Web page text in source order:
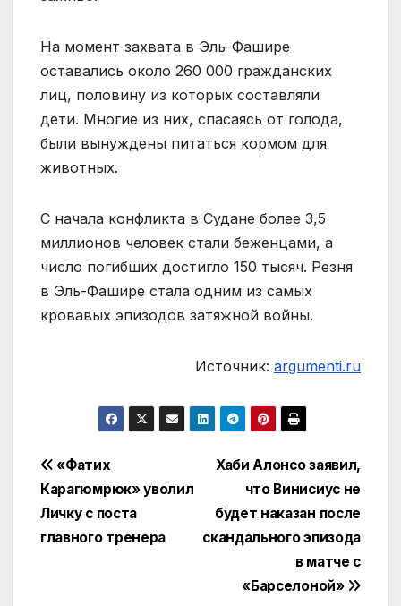
На момент захвата в Эль-Фашире
оставались около 260 000 гражданских
лиц, половину из которых составляли
дети. Многие из них, спасаясь от голода,
были вынуждены питаться кормом для
животных.
С начала конфликта в Судане более 3,5
миллионов человек стали беженцами, а
число погибших достигло 150 тысяч. Резня
в Эль-Фашире стала одним из самых
кровавых эпизодов затяжной войны.
Источник: argumenti.ru
Навигация
по
записям
Хаби Алонсо заявил,
что Винисиус не
будет наказан после
скандального эпизода
в матче с
«Барселоной»
«Фатих
Карагюмрюк» уволил
Личку с поста
главного тренера